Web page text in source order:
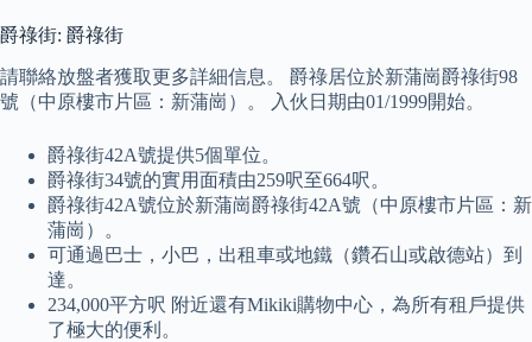
爵祿街: 爵祿街
請聯絡放盤者獲取更多詳細信息。 爵祿居位於新蒲崗爵祿街98
號（中原樓市片區：新蒲崗）。 入伙日期由01/1999開始。
爵祿街42A號提供5個單位。
爵祿街34號的實用面積由259呎至664呎。
爵祿街42A號位於新蒲崗爵祿街42A號（中原樓市片區：新
蒲崗）。
可通過巴士，小巴，出租車或地鐵（鑽石山或啟德站）到
達。
234,000平方呎 附近還有Mikiki購物中心，為所有租戶提供
了極大的便利。